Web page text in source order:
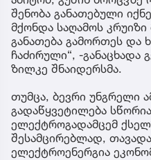
შენობა განათებული
მქონდა საღამოს
განათება გამორთეს და
ჩაძირული“, -განაცხადა
ზილკე შნაიდერსმა.
თუმცა, ბევრი უნგრელი
გადაწყვეტილება
ელექტროგადამცემ
შესამცირებლად,
ელექტროენერგია